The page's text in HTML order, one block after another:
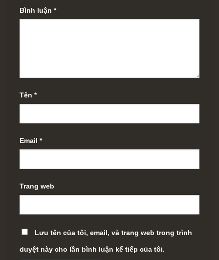
Bình luận *
Tên *
Email *
Trang web
Lưu tên của tôi, email, và trang web trong trình
duyệt này cho lần bình luận kế tiếp của tôi.